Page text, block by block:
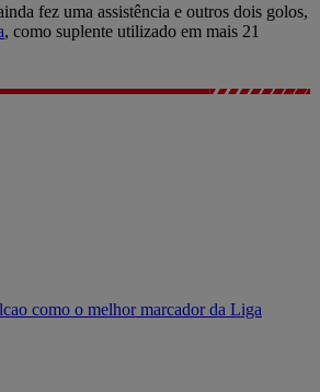
fez uma assistência e outros dois golos,
, como suplente utilizado em mais 21
como o melhor marcador da Liga